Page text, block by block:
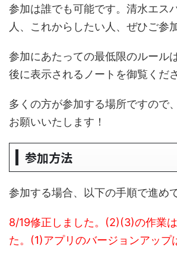
参加は誰でも可能です。清水エス
人、これからしたい人、ぜひご参
参加にあたっての最低限のルール
後に表示されるノートを御覧くださ
多くの方が参加する場所ですので
お願いいたします！
参加方法
参加する場合、以下の手順で進め
8/19修正しました。(2)(3)の作業
た。(1)アプリのバージョンアップ